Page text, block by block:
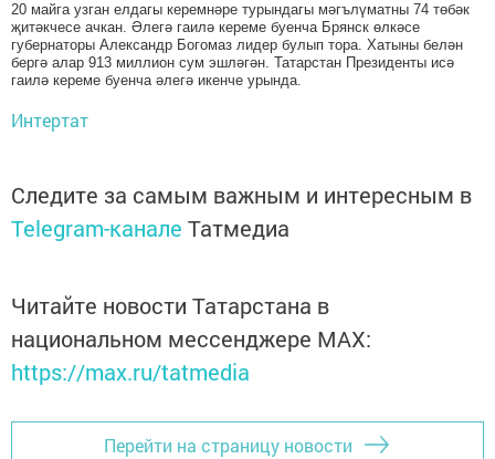
20 майга узган елдагы керемнәре турындагы мәгълүматны 74 төбәк
җитәкчесе ачкан. Әлегә гаилә кереме буенча Брянск өлкәсе
губернаторы Александр Богомаз лидер булып тора. Хатыны белән
бергә алар 913 миллион сум эшләгән. Татарстан Президенты исә
гаилә кереме буенча әлегә икенче урында.
Интертат
Следите за самым важным и интересным в
Telegram-канале Татмедиа
Читайте новости Татарстана в
национальном мессенджере MАХ:
https://max.ru/tatmedia
Перейти на страницу новости